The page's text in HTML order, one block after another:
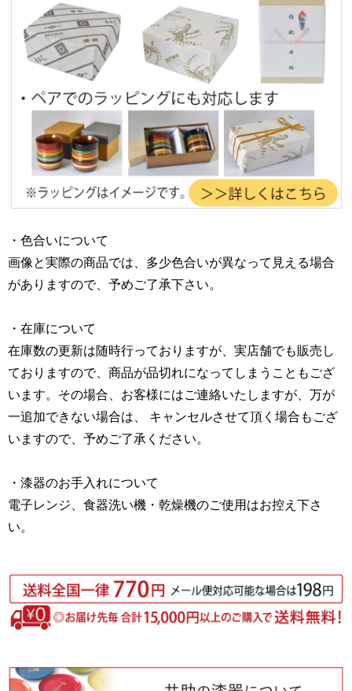
・色合いについて
画像と実際の商品では、多少色合いが異なって見える場合
がありますので、予めご了承下さい。
・在庫について
在庫数の更新は随時行っておりますが、実店舗でも販売し
ておりますので、商品が品切れになってしまうこともござ
います。その場合、お客様にはご連絡いたしますが、万が
一追加できない場合は、 キャンセルさせて頂く場合もござ
いますので、予めご了承ください。
・漆器のお手入れについて
電子レンジ、食器洗い機・乾燥機のご使用はお控え下さ
い。